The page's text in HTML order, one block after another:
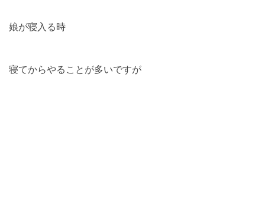
娘が寝入る時
寝てからやることが多いですが